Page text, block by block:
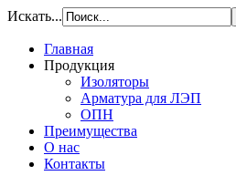
Искать...
Главная
Продукция
Изоляторы
Арматура для ЛЭП
ОПН
Преимущества
О нас
Контакты